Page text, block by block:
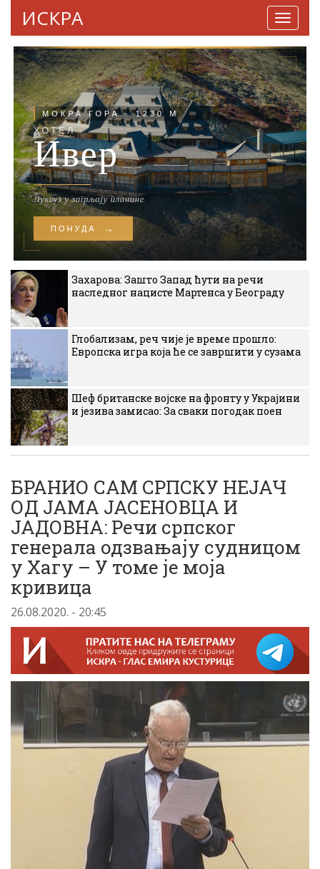
ИСКРА
Захарова: Зашто Запад ћути на речи
наследног нацисте Мартенса у Београду
Глобализам, реч чије је време прошло:
Европска игра која ће се завршити у сузама
Шеф британске војске на фронту у Украјини
и језива замисао: За сваки погодак поен
БРАНИО САМ СРПСКУ НЕЈАЧ
ОД ЈАМА ЈАСЕНОВЦА И
ЈАДОВНА: Речи српског
генерала одзвањају судницом
у Хагу – У томе је моја
кривица
26.08.2020. - 20:45